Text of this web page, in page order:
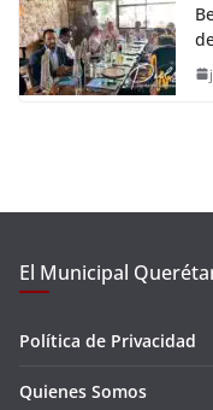
El Municipal
Política de Privacidad
Quienes Somos